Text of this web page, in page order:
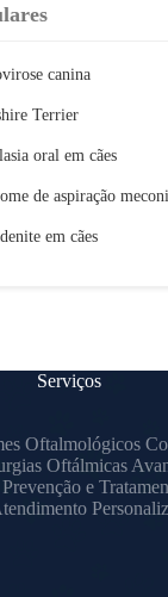
canina
Terrier
oral em cães
de aspiração
em cães
Serviços
Oftalmológicos
Oftálmicas
Prevenção e